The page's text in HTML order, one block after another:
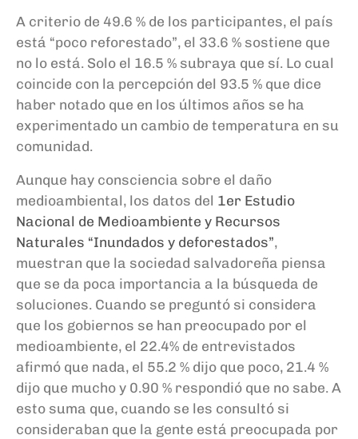
A criterio de 49.6 % de los participantes, el país
está “poco reforestado”, el 33.6 % sostiene que
no lo está. Solo el 16.5 % subraya que sí. Lo cual
coincide con la percepción del 93.5 % que dice
haber notado que en los últimos años se ha
experimentado un cambio de temperatura en su
comunidad.
Aunque hay consciencia sobre el daño
medioambiental, los datos del 1er Estudio
Nacional de Medioambiente y Recursos
Naturales “Inundados y deforestados”,
muestran que la sociedad salvadoreña piensa
que se da poca importancia a la búsqueda de
soluciones. Cuando se preguntó si considera
que los gobiernos se han preocupado por el
medioambiente, el 22.4% de entrevistados
afirmó que nada, el 55.2 % dijo que poco, 21.4 %
dijo que mucho y 0.90 % respondió que no sabe. A
esto suma que, cuando se les consultó si
consideraban que la gente está preocupada por